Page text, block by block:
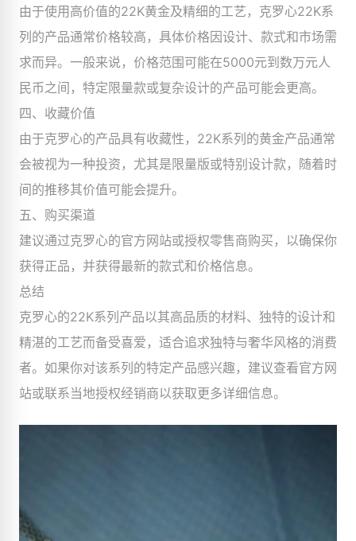
由于使用高价值的22K黄金及精细的工艺，克罗心22K系
列的产品通常价格较高，具体价格因设计、款式和市场需
求而异。一般来说，价格范围可能在5000元到数万元人
民币之间，特定限量款或复杂设计的产品可能会更高。
四、收藏价值
由于克罗心的产品具有收藏性，22K系列的黄金产品通常
会被视为一种投资，尤其是限量版或特别设计款，随着时
间的推移其价值可能会提升。
五、购买渠道
建议通过克罗心的官方网站或授权零售商购买，以确保你
获得正品，并获得最新的款式和价格信息。
总结
克罗心的22K系列产品以其高品质的材料、独特的设计和
精湛的工艺而备受喜爱，适合追求独特与奢华风格的消费
者。如果你对该系列的特定产品感兴趣，建议查看官方网
站或联系当地授权经销商以获取更多详细信息。